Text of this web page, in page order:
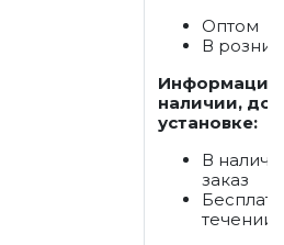
Оптом
В
Информация
наличии,
установке:
В
заказ
течении